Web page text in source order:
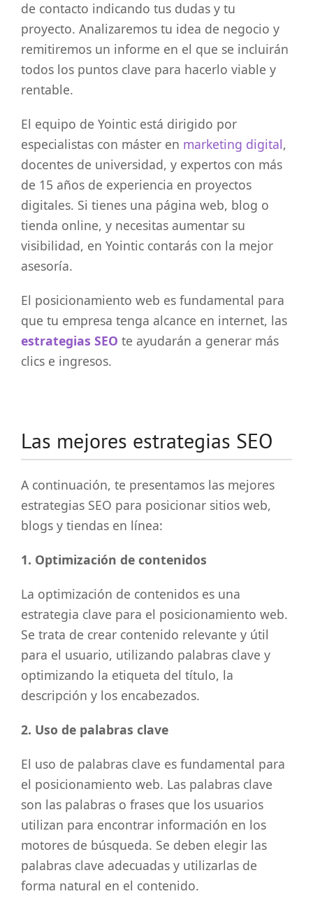
de contacto indicando tus dudas y tu
proyecto. Analizaremos tu idea de negocio y
remitiremos un informe en el que se incluirán
todos los puntos clave para hacerlo viable y
rentable.
El equipo de Yointic está dirigido por
especialistas con máster en marketing digital,
docentes de universidad, y expertos con más
de 15 años de experiencia en proyectos
digitales. Si tienes una página web, blog o
tienda online, y necesitas aumentar su
visibilidad, en Yointic contarás con la mejor
asesoría.
El posicionamiento web es fundamental para
que tu empresa tenga alcance en internet, las
estrategias SEO te ayudarán a generar más
clics e ingresos.
Las mejores estrategias SEO
A continuación, te presentamos las mejores
estrategias SEO para posicionar sitios web,
blogs y tiendas en línea:
1. Optimización de contenidos
La optimización de contenidos es una
estrategia clave para el posicionamiento web.
Se trata de crear contenido relevante y útil
para el usuario, utilizando palabras clave y
optimizando la etiqueta del título, la
descripción y los encabezados.
2. Uso de palabras clave
El uso de palabras clave es fundamental para
el posicionamiento web. Las palabras clave
son las palabras o frases que los usuarios
utilizan para encontrar información en los
motores de búsqueda. Se deben elegir las
palabras clave adecuadas y utilizarlas de
forma natural en el contenido.